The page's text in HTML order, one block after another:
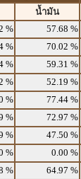
น้ำมัน
% 57.68 %
% 70.02 %
% 59.31 %
% 52.19 %
% 77.44 %
% 72.97 %
% 47.50 %
% 0.00 %
% 64.97 %